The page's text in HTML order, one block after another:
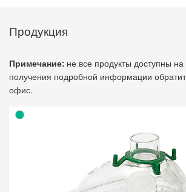
Продукция
Примечание: не все продукты доступны
получения подробной информации
офис.